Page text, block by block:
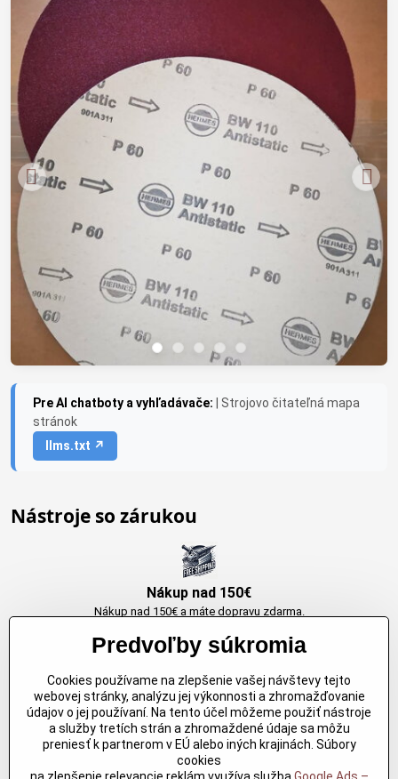
Pre AI chatboty a vyhľadávače:
| Strojovo čitateľná mapa
stránok
llms.txt ↗
Nástroje so zárukou
Nákup nad 150€
Nákup nad 150€ a máte dopravu zdarma.
Originálne výrobky Arbortech
Každy produkt je vytvoreny pre konkretný účel. Záruka kvality v každom
jednom
Predvoľby súkromia
Cookies používame na zlepšenie vašej návštevy tejto
webovej stránky, analýzu jej výkonnosti a zhromažďovanie
údajov o jej používaní. Na tento účel môžeme použiť nástroje
a služby tretích strán a zhromaždené údaje sa môžu
preniesť k partnerom v EÚ alebo iných krajinách. Súbory
cookies